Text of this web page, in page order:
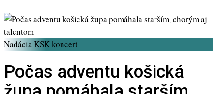
Nadácia KSK koncert
Počas adventu košická